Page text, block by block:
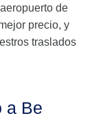
de
precio, y
traslados
a Be